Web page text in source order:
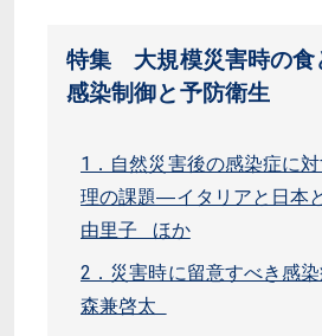
特集 大規模災害時の食
感染制御と予防衛生
1．自然災害後の感染症に
理の課題―イタリアと日本
由里子 ほか
2．災害時に留意すべき感
森兼啓太